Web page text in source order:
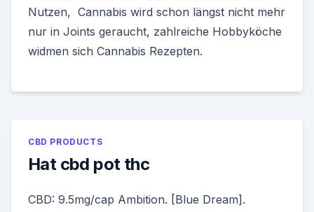
Nutzen, Cannabis wird schon längst nicht mehr
nur in Joints geraucht, zahlreiche Hobbyköche
widmen sich Cannabis Rezepten.
CBD PRODUCTS
Hat cbd pot thc
CBD: 9.5mg/cap Ambition. [Blue Dream].